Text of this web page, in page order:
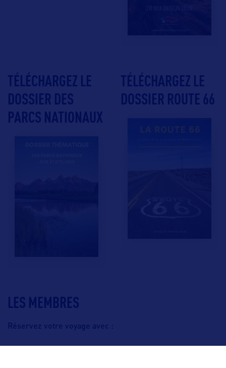
LES MEMBRES
Réservez votre voyage avec :
TÉLÉCHARGEZ LE
DOSSIER DES
PARCS NATIONAUX
TÉLÉCHARGEZ LE
DOSSIER ROUTE 66